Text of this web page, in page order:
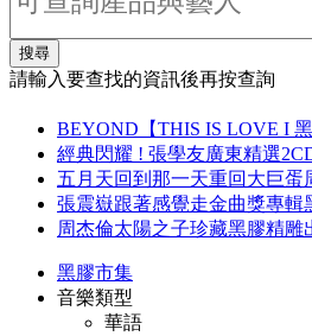
搜尋
請輸入要查找的資訊後再按查詢
BEYOND【THIS IS LOVE I
經典閃耀 ! 張學友廣東精選
五月天回到那一天重回大巨蛋
張震嶽跟著感覺走金曲獎專輯
周杰倫太陽之子珍藏黑膠精雕
黑膠市集
音樂類型
華語